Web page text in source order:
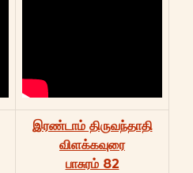
இரண்டாம் திருவந்தாதி
விளக்கவுரை
பாசுரம் 82